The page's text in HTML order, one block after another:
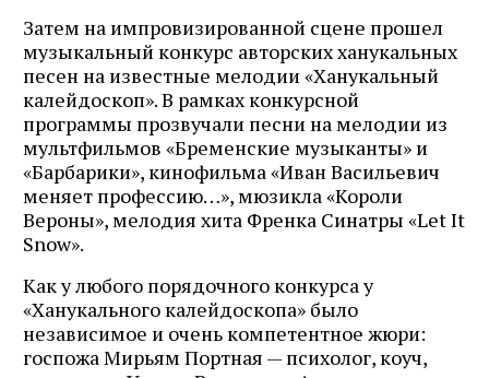
Затем на импровизированной сцене прошел
музыкальный конкурс авторских ханукальных
песен на известные мелодии «Ханукальный
калейдоскоп». В рамках конкурсной
программы прозвучали песни на мелодии из
мультфильмов «Бременские музыканты» и
«Барбарики», кинофильма «Иван Васильевич
меняет профессию…», мюзикла «Короли
Вероны», мелодия хита Френка Синатры «Let It
Snow».
Как у любого порядочного конкурса у
«Ханукального калейдоскопа» было
независимое и очень компетентное жюри:
госпожа Мирьям Портная — психолог, коуч,